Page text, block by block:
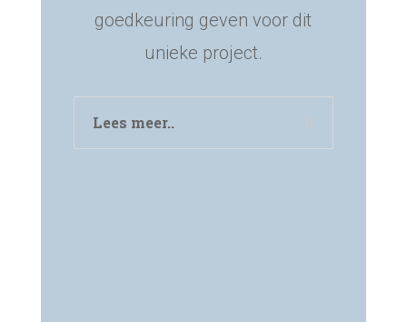
goedkeuring geven voor dit
unieke project.
Lees meer..